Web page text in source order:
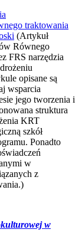
traktowania
(Artykuł
Równego
FRS narzędzia
opisane są
wsparcia
jego tworzenia i
struktura
KRT
szkół
Ponadto
w
z
w